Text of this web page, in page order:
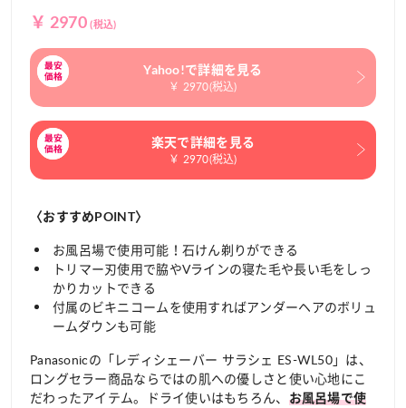
￥ 2970(税込)
Yahoo!で詳細を見る
￥ 2970(税込)
楽天で詳細を見る
￥ 2970(税込)
〈おすすめPOINT〉
お風呂場で使用可能！石けん剃りができる
トリマー刃使用で脇やVラインの寝た毛や長い毛をしっ
かりカットできる
付属のビキニコームを使用すればアンダーヘアのボリュ
ームダウンも可能
Panasonicの「レディシェーバー サラシェ ES-WL50」は、
ロングセラー商品ならではの肌への優しさと使い心地にこ
だわったアイテム。ドライ使いはもちろん、 お風呂場で使